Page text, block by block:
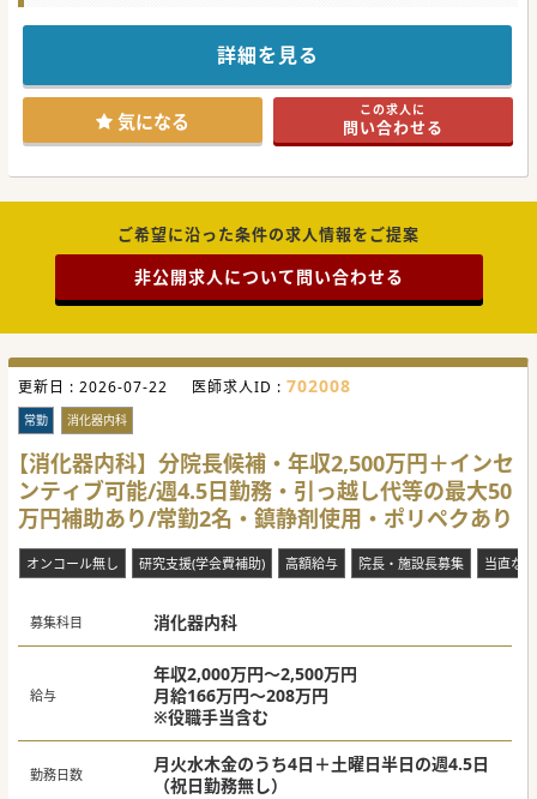
ご興味ございましたらお気軽にお問い合わせください。
詳細を見る
気になる この求人に
問い合わせる
ご希望に沿った条件の求人情報をご提案
非公開求人について問い合わせる
更新日 : 2026-07-22 医師求人ID : 702008
常勤 消化器内科
【消化器内科】分院長候補・年収2,500万円＋インセ
ンティブ可能/週4.5日勤務・引っ越し代等の最大50
万円補助あり/常勤2名・鎮静剤使用・ポリペクあり
オンコール無し 研究支援(学会費補助) 高額給与 院長・施設長募集 当直なし
募集科目 消化器内科
給与
年収2,000万円～2,500万円
月給166万円～208万円
※役職手当含む
勤務日数
月火水木金のうち4日＋土曜日半日の週4.5日
（祝日勤務無し）